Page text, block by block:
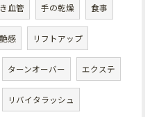
血管 手の乾燥 食事
艶感 リフトアップ
ターンオーバー エクステ
リバイタラッシュ